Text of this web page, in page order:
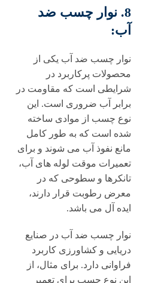
8. نوار چسب ضد
آب:
نوار چسب ضد آب یکی از
محصولات پرکاربرد در
شرایطی است که مقاومت در
برابر آب ضروری است. این
نوع چسب از موادی ساخته
شده است که به طور کامل
مانع نفوذ آب می شوند و برای
تعمیرات موقت لوله های آب،
تانکرها و سطوحی که در
معرض رطوبت قرار دارند،
ایده آل می باشد.
نوار چسب ضد آب در صنایع
دریایی و کشاورزی کاربرد
فراوانی دارد. برای مثال، از
این نوع چسب برای تعمیر